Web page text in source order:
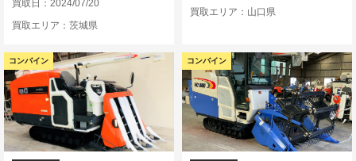
買取日：2024/07/20
買取エリア：茨城県
買取エリア：山口県
コンバイン コンバイン